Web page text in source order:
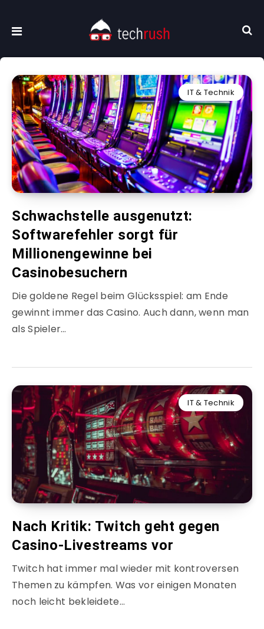
IT & Technik
Schwachstelle ausgenutzt:
Softwarefehler sorgt für
Millionengewinne bei
Casinobesuchern
Die goldene Regel beim Glücksspiel: am Ende
gewinnt immer das Casino. Auch dann, wenn man
als Spieler…
IT & Technik
Nach Kritik: Twitch geht gegen
Casino-Livestreams vor
Twitch hat immer mal wieder mit kontroversen
Themen zu kämpfen. Was vor einigen Monaten
noch leicht bekleidete…